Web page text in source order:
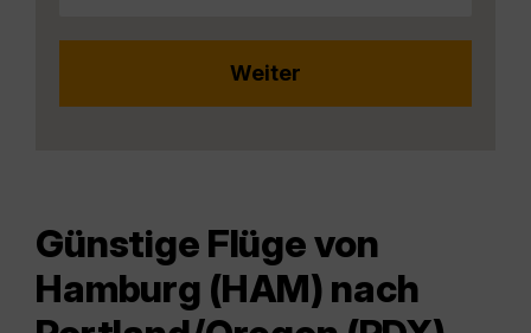
Günstige Flüge von
Hamburg (HAM) nach